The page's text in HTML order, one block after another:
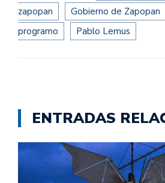
zapopan
Gobierno de Zapopan
programo
Pablo Lemus
ENTRADAS